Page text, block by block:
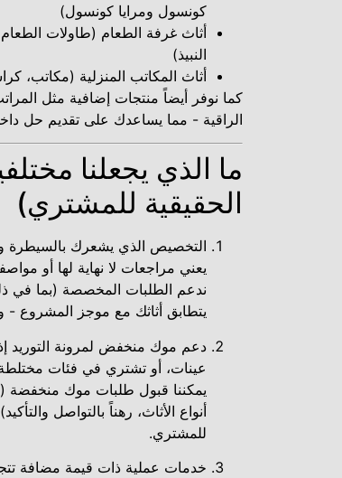
كونسول ومرايا كونسول)
أثاث غرفة الطعام (طاولات
النبيذ)
أثاث المكاتب المنزلية (مكاتب،
كما نوفر أيضاً منتجات إضافية مثل
الراقية - مما يساعدك على تقديم حل
ما الذي يجعلنا
الحقيقية للمشتري)
التخصيص الذي يشعرك بالسيطرة
يعني مراجعات لا نهاية لها أو
ندعم الطلبات المخصصة (بما في
يتطابق أثاثك مع موجز المشروع
دعم موك منخفض لمرونة التوريد
عينات، أو تشتري في فئات
يمكننا قبول طلبات موك
أنواع الأثاث، رهناً بالتواصل
للمشتري.
خدمات عملية ذات قيمة مضافة